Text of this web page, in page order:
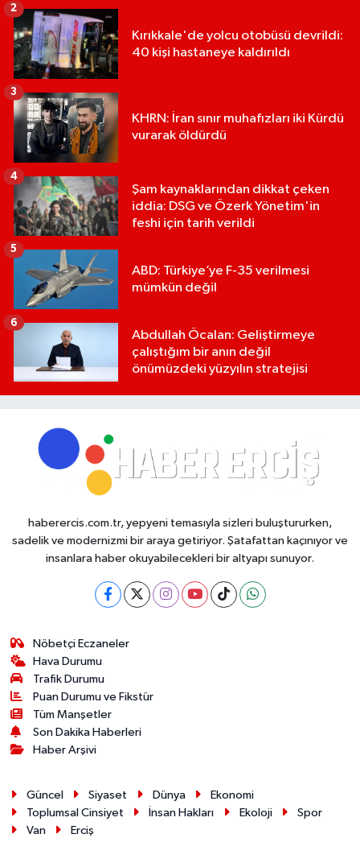
Kırıkkale'de yolcu otobüsü devrildi:
40 kişi hastaneye kaldırıldı
2
KHRN: İran sınır muhafızları iki Kürdü
vurarak öldürdü
3
Şam kaynaklarından dikkat çeken
iddia: DSG ve Özerk Yönetim'in
feshi için tarih verildi
4
ABD: Türkiye’ye F-35 verilmesi
mümkün değil
5
Abdullah Öcalan: Geliştirmeye
çalıştığım bir anın değil
önümüzdeki yüzyılın stratejisi
6
haberercis.com.tr, yepyeni temasıyla sizleri buluştururken,
sadelik ve modernizmi bir araya getiriyor. Şatafattan kaçınıyor ve
insanlara haber okuyabilecekleri bir altyapı sunuyor.
Nöbetçi Eczaneler
Hava Durumu
Trafik Durumu
Puan Durumu ve Fikstür
Tüm Manşetler
Son Dakika Haberleri
Haber Arşivi
Güncel Siyaset Dünya
Ekonomi
Toplumsal Cinsiyet
İnsan Hakları Ekoloji
Spor
Van
Erciş